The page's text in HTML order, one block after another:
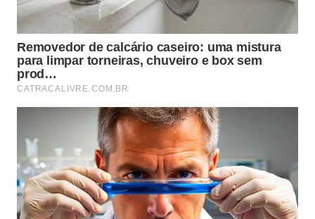
Naegleria fowleri, conhecida pela rápida
destruição de tecidos no corpo.
úmidos e poeiras.
Acanthamoeba, capaz de causar danos graves na
visão e na pele humana.
Quais medidas preventivas ajudam a
evitar o contato com esses agentes?